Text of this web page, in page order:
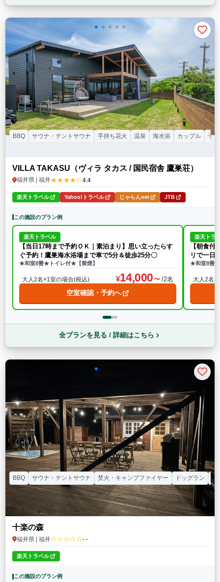
VILLA TAKASU（ヴィラ タカス / 国民宿舎 鷹巣荘）
福井県 | 福井★★★★☆4.4
BBQ サウナ・テントサウナ 手持ち花火 温泉 海水浴 カップル 子
楽天トラベル Yahoo!トラベル じゃらんnet JTB
この施設のプラン例
楽天トラベル
【当日17時まで予約ＯＫ｜素泊まり】思い立ったらす
ぐ予約！鷹巣海水浴場まで車で5分＆徒歩25分〇
★和室8畳★トイレ付★【禁煙】
大人2名×1室の場合(税込) 14,000 /2名
空室確認・予約へ
楽天トラ
【朝食
リで一日
★和室8畳★
大人2名
全プランを見る / 詳細はこちら
十楽の森
福井県 | 福井☆☆☆☆☆- -
BBQ サウナ・テントサウナ 焚火・キャンプファイヤー ドッグラン カ
楽天トラベル
この施設のプラン例